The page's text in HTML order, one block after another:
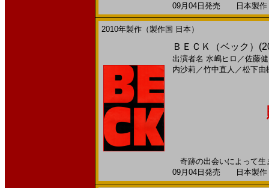
09月04日発売 日本製作
2010年製作（製作国 日本）
ＢＥＣＫ（ベック）
出演者名 水嶋ヒロ ／佐藤健
内沙莉 ／竹中直人 ／松下由
奇跡の出会いによって生
09月04日発売 日本製作